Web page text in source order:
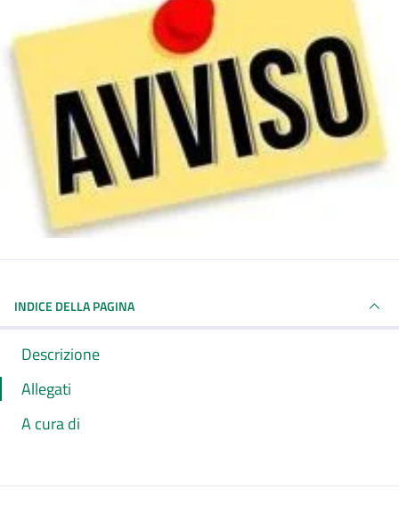
INDICE DELLA PAGINA
Descrizione
Allegati
A cura di